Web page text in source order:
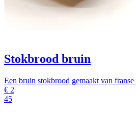
Stokbrood bruin
Een bruin stokbrood gemaakt van
€ 2
45